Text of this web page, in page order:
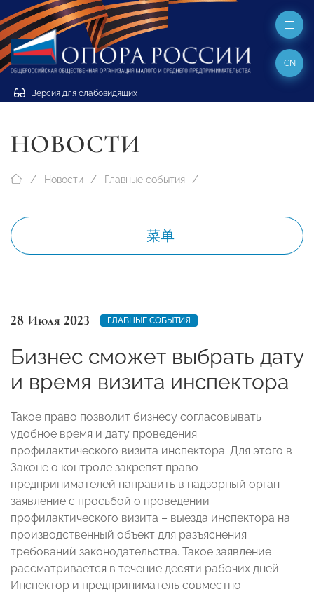
Версия для слабовидящих
CN
НОВОСТИ
Новости Главные события
菜单
28 Июля 2023 ГЛАВНЫЕ СОБЫТИЯ
Бизнес сможет выбрать дату
и время визита инспектора
Такое право позволит бизнесу согласовывать
удобное время и дату проведения
профилактического визита инспектора. Для этого в
Законе о контроле закрепят право
предпринимателей направить в надзорный орган
заявление с просьбой о проведении
профилактического визита – выезда инспектора на
производственный объект для разъяснения
требований законодательства. Такое заявление
рассматривается в течение десяти рабочих дней.
Инспектор и предприниматель совместно